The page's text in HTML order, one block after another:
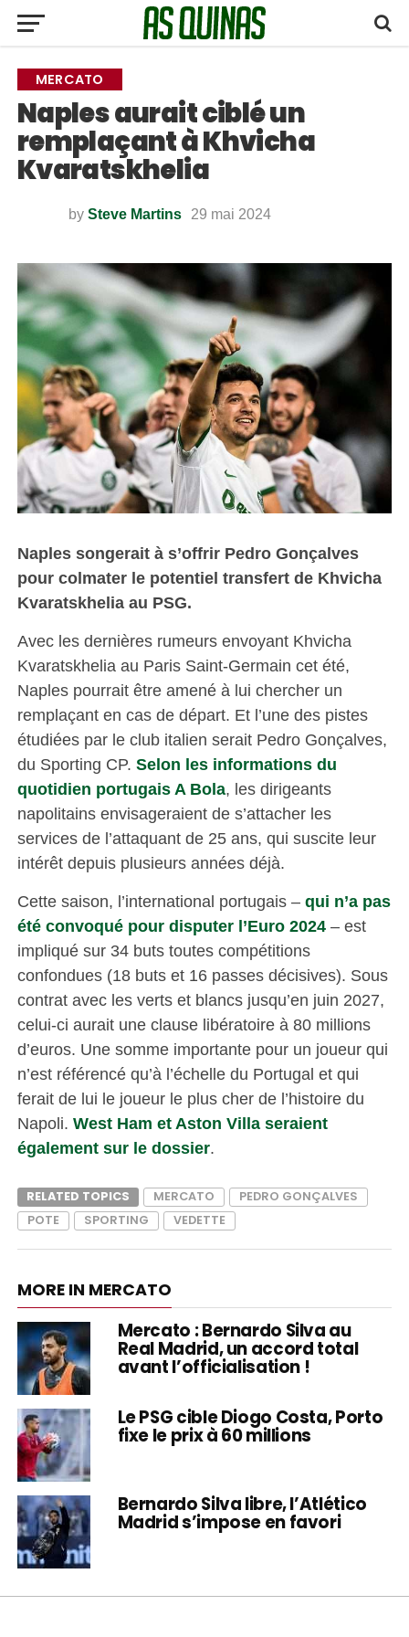
MERCATO
Naples aurait ciblé un
remplaçant à Khvicha
Kvaratskhelia
by Steve Martins 29 mai 2024
Naples songerait à s’offrir Pedro Gonçalves
pour colmater le potentiel transfert de Khvicha
Kvaratskhelia au PSG.
Avec les dernières rumeurs envoyant Khvicha
Kvaratskhelia au Paris Saint-Germain cet été,
Naples pourrait être amené à lui chercher un
remplaçant en cas de départ. Et l’une des pistes
étudiées par le club italien serait Pedro Gonçalves,
du Sporting CP. Selon les informations du
quotidien portugais A Bola, les dirigeants
napolitains envisageraient de s’attacher les
services de l’attaquant de 25 ans, qui suscite leur
intérêt depuis plusieurs années déjà.
Cette saison, l’international portugais – qui n’a pas
été convoqué pour disputer l’Euro 2024– est
impliqué sur 34 buts toutes compétitions
confondues (18 buts et 16 passes décisives). Sous
contrat avec les verts et blancs jusqu’en juin 2027,
celui-ci aurait une clause libératoire à 80 millions
d’euros. Une somme importante pour un joueur qui
n’est référencé qu’à l’échelle du Portugal et qui
ferait de lui le joueur le plus cher de l’histoire du
Napoli. West Ham et Aston Villa seraient
également sur le dossier.
RELATED TOPICS MERCATO
PEDRO GONÇALVES
POTE
SPORTING VEDETTE
MORE IN MERCATO
Mercato : Bernardo Silva au
Real Madrid, un accord total
avant l’officialisation !
Le PSG cible Diogo Costa, Porto
fixe le prix à 60 millions
Bernardo Silva libre, l’Atlético
Madrid s’impose en favori